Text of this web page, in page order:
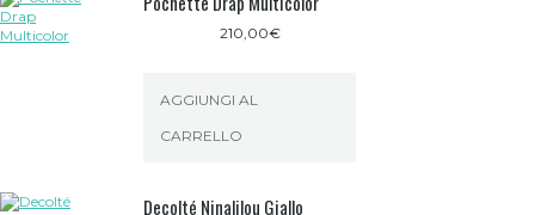
210,00€
AGGIUNGI AL
CARRELLO
Decolté Ninalilou Giallo